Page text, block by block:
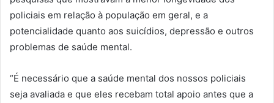
policiais em relação à população em geral, e a
potencialidade quanto aos suicídios, depressão e outros
problemas de saúde mental.
“É necessário que a saúde mental dos nossos policiais
seja avaliada e que eles recebam total apoio antes que a